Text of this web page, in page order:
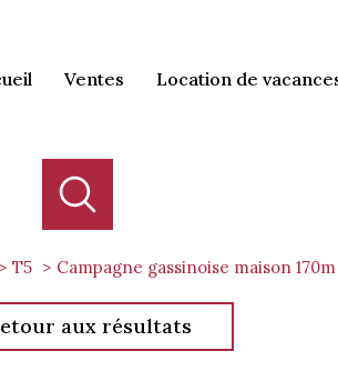
ventes location de
T5 Campagne gassinoise maison
aux résultats